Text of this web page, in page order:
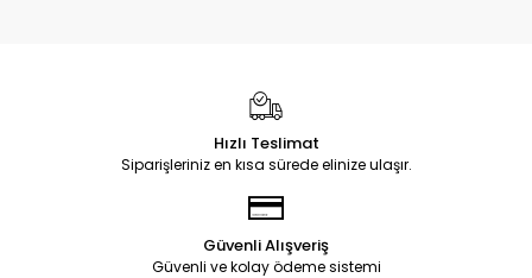
Hızlı Teslimat
Siparişleriniz en kısa sürede elinize ulaşır.
Güvenli Alışveriş
Güvenli ve kolay ödeme sistemi